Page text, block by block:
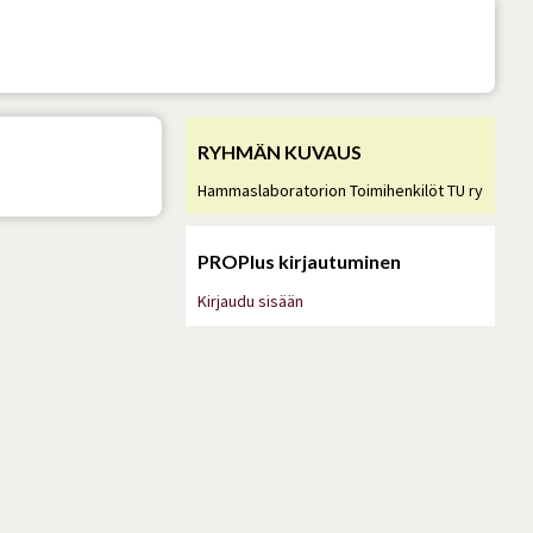
RYHMÄN KUVAUS
Hammaslaboratorion Toimihenkilöt TU ry
PROPlus kirjautuminen
Kirjaudu sisään